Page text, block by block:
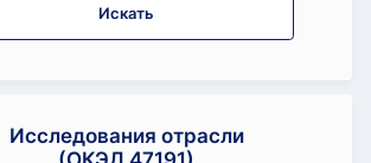
Искать
Исследования отрасли